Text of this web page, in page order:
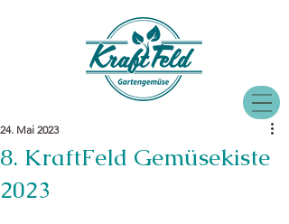
8. KraftFeld Gemüsekiste
2023
24. Mai 2023